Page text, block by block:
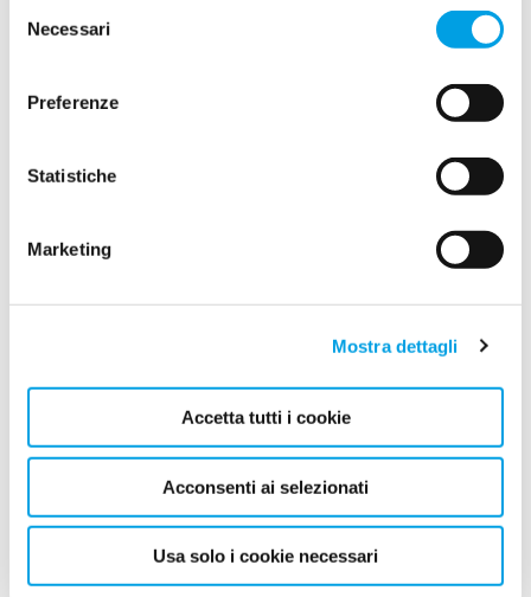
delNecessari
Preferenze
Statistiche
Marketing
Mostra dettagli
Accetta tutti i cookie
Acconsenti ai selezionati
Usa solo i cookie necessari
Economie domestiche
domestiche.